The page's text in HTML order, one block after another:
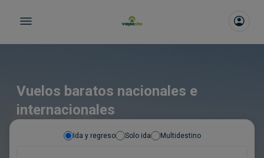
Vuelos baratos nacionales e
internacionales
Ida y regreso Solo ida Multidestino